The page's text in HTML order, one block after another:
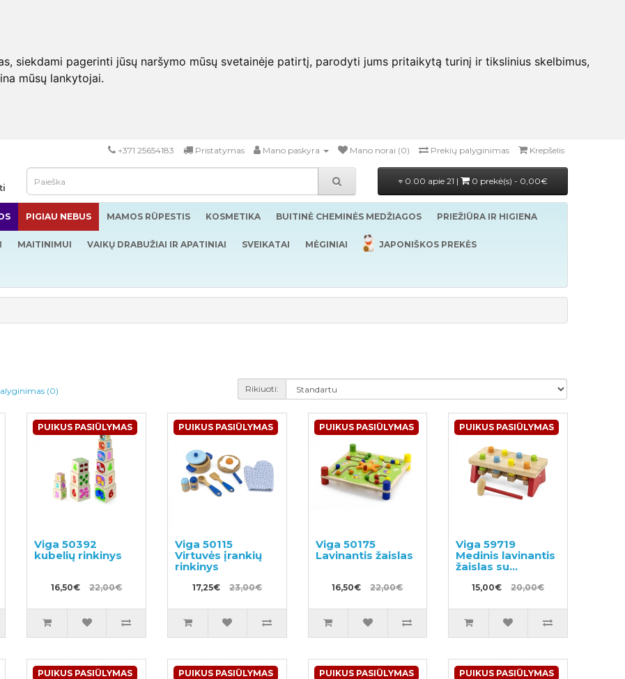
siekdami pagerinti jūsų naršymo mūsų svetainėje patirtį, parodyti jums pritaikytą turinį ir tikslinius skelbimus,
mūsų lankytojai.
+371 25654183 Pristatymas Mano paskyra Mano norai (0) Prekių palyginimas Krepšelis
0.00 apie 21 | 0 prekė(s) - 0,00€
PIGIAU NEBUS MAMOS RŪPESTIS KOSMETIKA BUITINĖ CHEMINĖS MEDŽIAGOS PRIEŽIŪRA IR HIGIENA
MAITINIMUI VAIKŲ DRABUŽIAI IR APATINIAI SVEIKATAI MĖGINIAI JAPONIŠKOS PREKĖS
(0) Rikiuoti:
PUIKUS PASIŪLYMAS
Viga 50392
kubelių rinkinys
16,50€ 22,00€
PUIKUS PASIŪLYMAS
Viga 50115
Virtuvės įrankių
rinkinys
17,25€ 23,00€
PUIKUS PASIŪLYMAS
Viga 50175
Lavinantis žaislas
16,50€ 22,00€
PUIKUS PASIŪLYMAS
Viga 59719
Medinis lavinantis
žaislas su
15,00€ 20,00€
PUIKUS PASIŪLYMAS PUIKUS PASIŪLYMAS PUIKUS PASIŪLYMAS PUIKUS PASIŪLYMAS